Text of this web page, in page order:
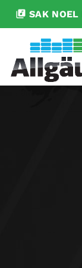
library_music SAK NOEL